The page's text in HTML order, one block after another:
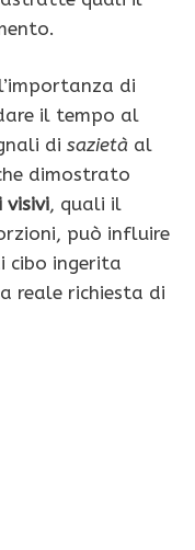
di
il tempo al
di sazietà al
dimostrato
visivi, quali il
può influire
cibo ingerita
reale richiesta di